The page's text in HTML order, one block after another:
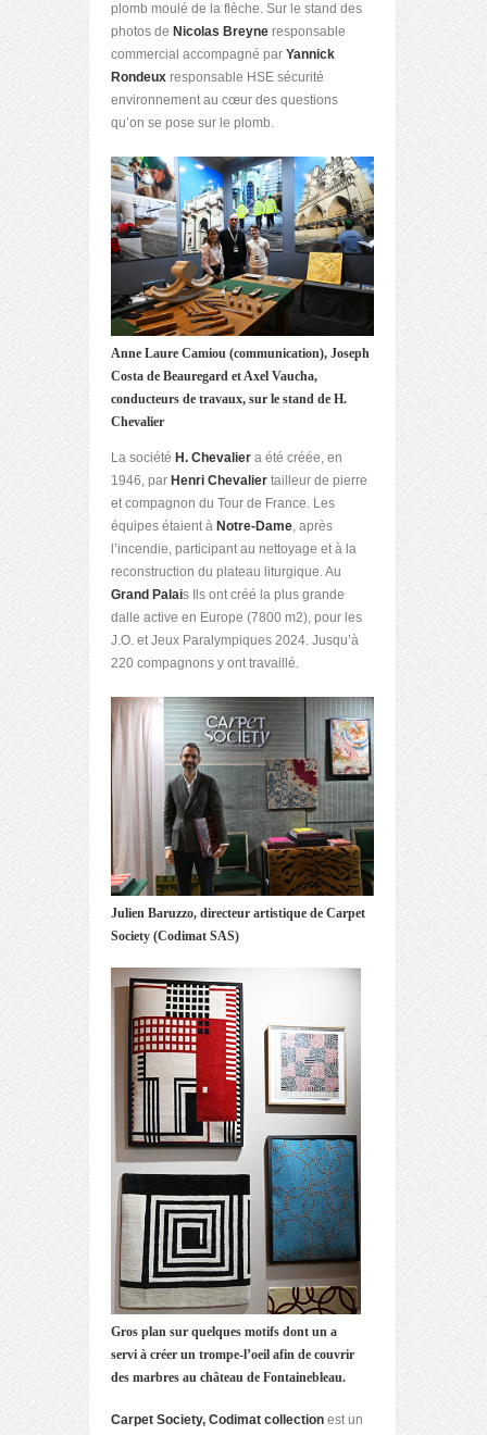
plomb moulé de la flèche. Sur le stand des
photos de Nicolas Breyne responsable
commercial accompagné par Yannick
Rondeux responsable HSE sécurité
environnement au cœur des questions
qu’on se pose sur le plomb.
Anne Laure Camiou (communication), Joseph
Costa de Beauregard et Axel Vaucha,
conducteurs de travaux, sur le stand de H.
Chevalier
La société H. Chevalier a été créée, en
1946, par Henri Chevalier tailleur de pierre
et compagnon du Tour de France. Les
équipes étaient à Notre-Dame, après
l’incendie, participant au nettoyage et à la
reconstruction du plateau liturgique. Au
Grand Palais Ils ont créé la plus grande
dalle active en Europe (7800 m2), pour les
J.O. et Jeux Paralympiques 2024. Jusqu’à
220 compagnons y ont travaillé.
Julien Baruzzo, directeur artistique de Carpet
Society (Codimat SAS)
Gros plan sur quelques motifs dont un a
servi à créer un trompe-l’oeil afin de couvrir
des marbres au château de Fontainebleau.
Carpet Society, Codimat collection est un